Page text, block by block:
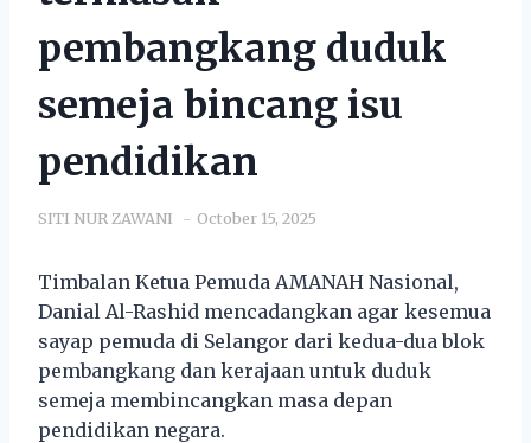
pembangkang duduk
semeja bincang isu
pendidikan
SITI NUR ZAWANI October 15, 2025
Timbalan Ketua Pemuda AMANAH Nasional,
Danial Al-Rashid mencadangkan agar kesemua
sayap pemuda di Selangor dari kedua-dua blok
pembangkang dan kerajaan untuk duduk
semeja membincangkan masa depan
pendidikan negara.